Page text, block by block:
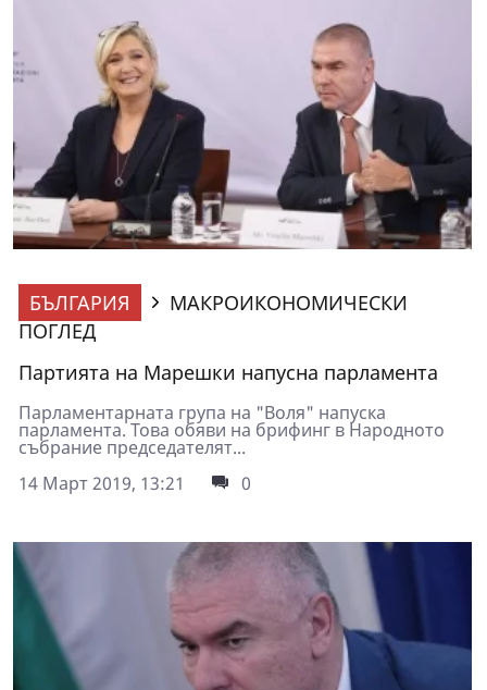
БЪЛГАРИЯ
МАКРОИКОНОМИЧЕСКИ
ПОГЛЕД
Партията на Марешки напусна парламента
Парламентарната група на "Воля" напуска
парламента. Това обяви на брифинг в Народното
събрание председателят...
14 Март 2019, 13:21
0